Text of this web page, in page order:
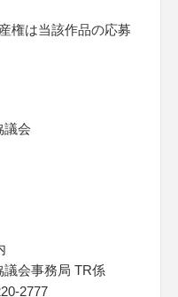
権は当該作品の応募
議会
議会事務局 TR係
2777